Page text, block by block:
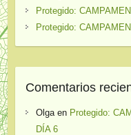
Protegido:
Protegido:
Comentarios
Olgaen Protegido:
DÍA 6